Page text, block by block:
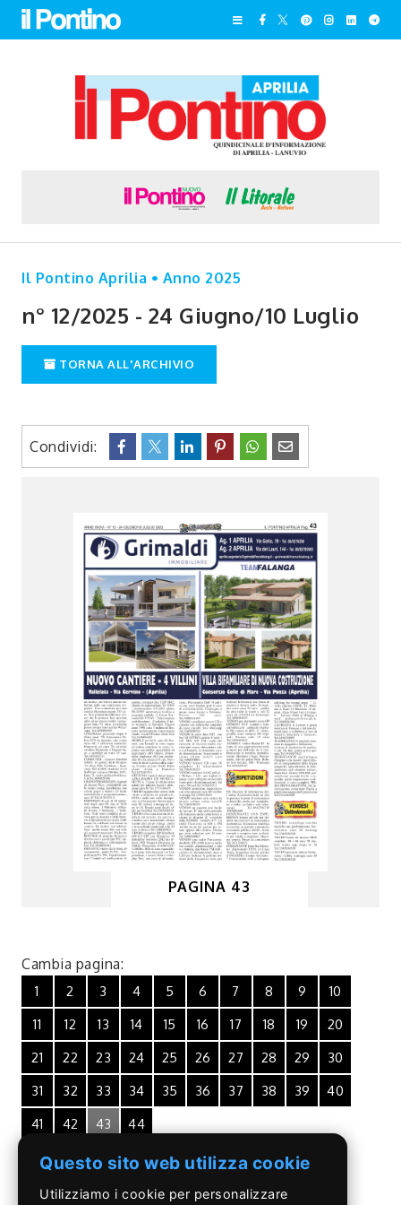
Il Pontino Aprilia • Anno 2025
n° 12/2025 - 24 Giugno/10 Luglio
TORNA ALL'ARCHIVIO
Condividi:
PAGINA 43
Cambia pagina:
1 2 3 4 5 6 7 8 9
10
11
12 13 14 15 16 17 18 19
20
21
22 23 24 25 26 27 28 29
30
31
32 33 34 35 36 37 38 39
40
41
42 43 44
Questo sito web utilizza cookie
Utilizziamo i cookie per personalizzare